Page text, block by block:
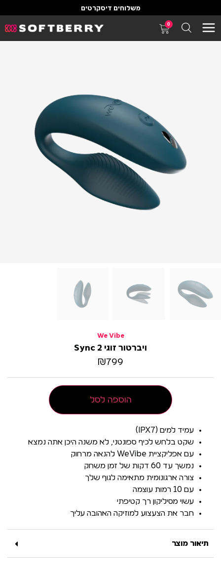
משלוחים דיסקרטים
0
We Vibe
ויברטור זוגי Sync 2
₪799
הוספה לסל
עמיד למים (IPX7)
שקט בלחש לכיף ספונטני, לא משנה היכן אתה נמצא
עם אפליקציית WeVibe להנאה מרחוק
נמשך עד 60 דקות של זמן משחק
צורה ארגונומית מתאימה לגוף שלך
עם 10 רמות עוצמה
עשוי מסיליקון רך קטיפתי
חבר את הצעצוע למוזיקה האהובה עליך
תיאור מוצר